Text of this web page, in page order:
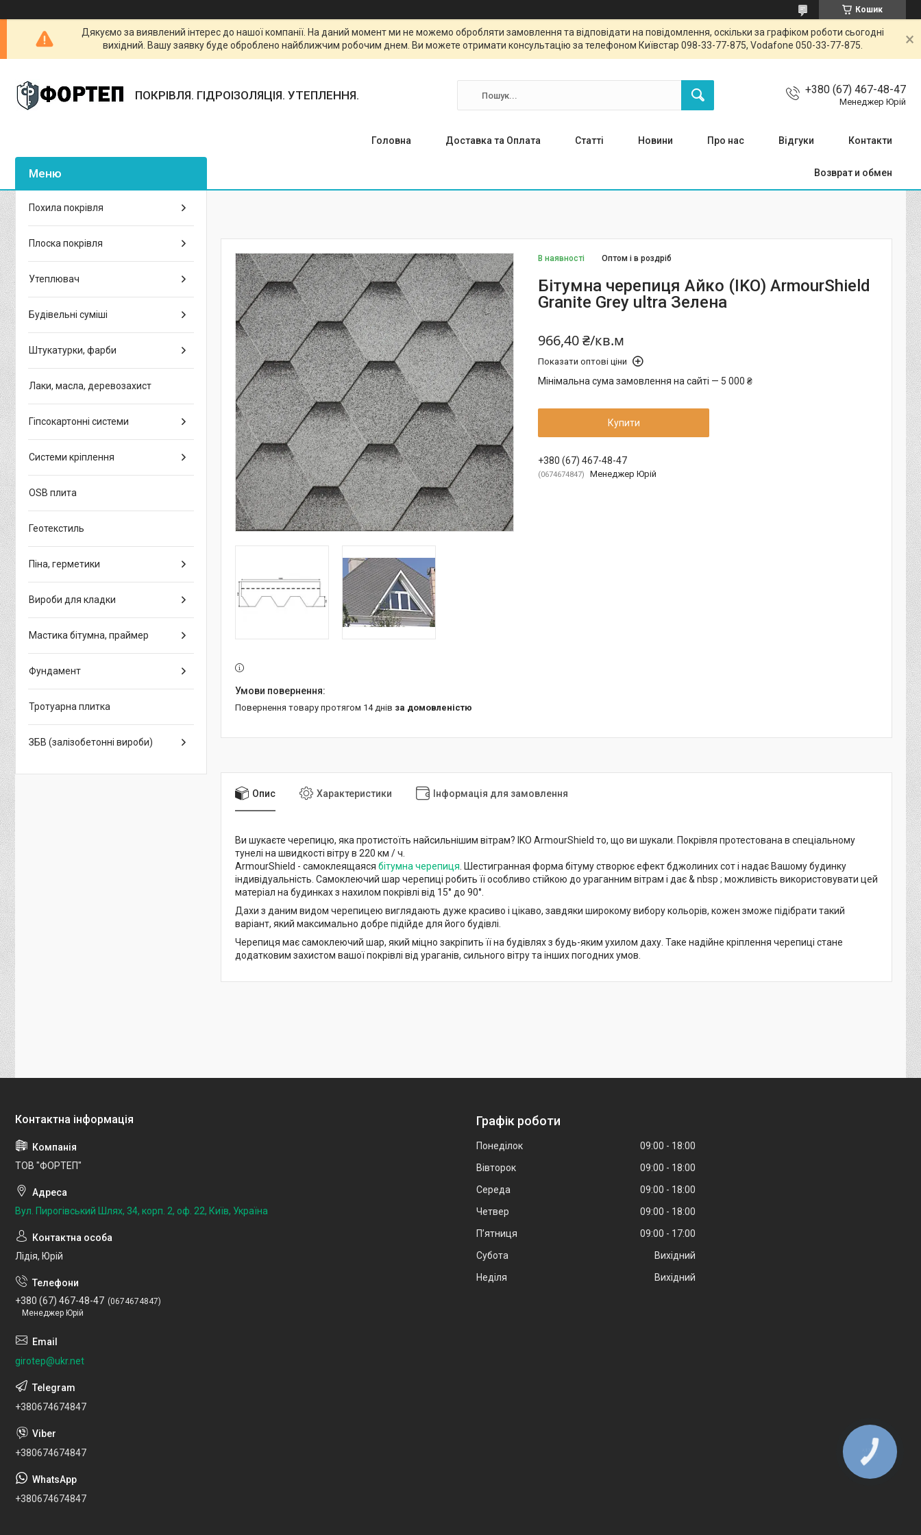
Кошик
Дякуємо за виявлений інтерес до нашої компанії. На даний момент ми не можемо обробляти замовлення та відповідати на повідомлення, оскільки за графіком роботи сьогодні
вихідний. Вашу заявку буде оброблено найближчим робочим днем. Ви можете отримати консультацію за телефоном Київстар 098-33-77-875, Vodafone 050-33-77-875.
ПОКРІВЛЯ. ГІДРОІЗОЛЯЦІЯ. УТЕПЛЕННЯ. +380 (67) 467-48-47
Менеджер Юрій
Головна Доставка та Оплата Статті Новини Про нас Відгуки Контакти
Возврат и обмен
В наявності Оптом і в роздріб
Бітумна черепиця Айко (IKO) ArmourShield
Granite Grey ultra Зелена
966,40 ₴/кв.м
Показати оптові ціни
Мінімальна сума замовлення на сайті — 5 000 ₴
Купити
+380 (67) 467-48-47
0674674847 Менеджер Юрій
повернення товару протягом 14 днів за домовленістю
Опис Характеристики Інформація для замовлення
Ви шукаєте черепицю, яка протистоїть найсильнішим вітрам? IKO ArmourShield то, що ви шукали. Покрівля протестована в спеціальному
тунелі на швидкості вітру в 220 км / ч.
ArmourShield - самоклеящаяся бітумна черепиця . Шестигранная форма бітуму створює ефект бджолиних сот і надає Вашому будинку
індивідуальність. Самоклеючий шар черепиці робить її особливо стійкою до ураганним вітрам і дає & nbsp ; можливість використовувати цей
матеріал на будинках з нахилом покрівлі від 15° до 90°.
Дахи з даним видом черепицею виглядають дуже красиво і цікаво, завдяки широкому вибору кольорів, кожен зможе підібрати такий
варіант, який максимально добре підійде для його будівлі.
Черепиця має самоклеючий шар, який міцно закріпить її на будівлях з будь-яким ухилом даху. Таке надійне кріплення черепиці стане
додатковим захистом вашої покрівлі від ураганів, сильного вітру та інших погодних умов.
Похила покрівля
Плоска покрівля
Утеплювач
Будівельні суміші
Штукатурки, фарби
Лаки, масла, деревозахист
Гіпсокартонні системи
Системи кріплення
OSB плита
Геотекстиль
Піна, герметики
Вироби для кладки
Мастика бітумна, праймер
Фундамент
Тротуарна плитка
ЗБВ (залізобетонні вироби)
ТОВ "ФОРТЕП"
Вул. Пирогівський Шлях, 34, корп. 2, оф. 22, Київ, Україна
Лідія, Юрій
+380 (67) 467-48-47
0674674847
Менеджер Юрій
girotep@ukr.net
+380674674847
+380674674847
+380674674847
Графік роботи
Понеділок 09:00
18:00
Вівторок
09:00
18:00
Середа
09:00
18:00
Четвер
09:00
18:00
Пʼятниця
09:00
17:00
Субота
Вихідний
Неділя
Вихідний
КНОПКА
ЗВ'ЯЗКУ